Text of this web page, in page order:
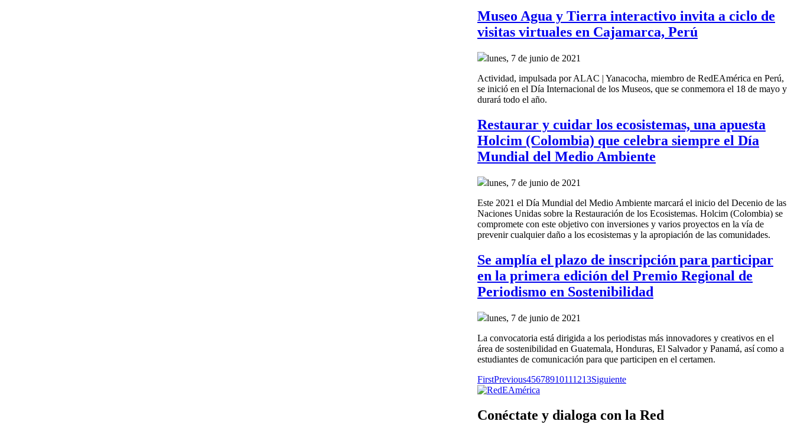
Museo Agua y Tierra interactivo invita a ciclo de
visitas virtuales en Cajamarca, Perú
lunes, 7 de junio de 2021
Actividad, impulsada por ALAC | Yanacocha, miembro de RedEAmérica en Perú,
se inició en el Día Internacional de los Museos, que se conmemora el 18 de mayo y
durará todo el año.
Restaurar y cuidar los ecosistemas, una apuesta
Holcim (Colombia) que celebra siempre el Día
Mundial del Medio Ambiente
lunes, 7 de junio de 2021
Este 2021 el Día Mundial del Medio Ambiente marcará el inicio del Decenio de las
Naciones Unidas sobre la Restauración de los Ecosistemas. Holcim (Colombia) se
compromete con este objetivo con inversiones y varios proyectos en la vía de
prevenir cualquier daño a los ecosistemas y la apropiación de las comunidades.
Se amplía el plazo de inscripción para participar
en la primera edición del Premio Regional de
Periodismo en Sostenibilidad
lunes, 7 de junio de 2021
La convocatoria está dirigida a los periodistas más innovadores y creativos en el
área de sostenibilidad en Guatemala, Honduras, El Salvador y Panamá, así como a
estudiantes de comunicación para que participen en el certamen.
FirstPrevious45678910111213Siguiente
Conéctate y dialoga con la Red